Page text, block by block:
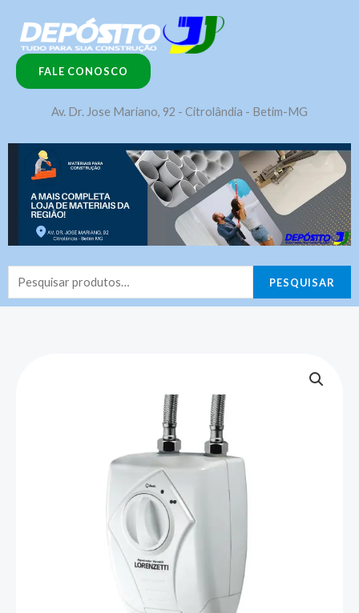
para
conteúdoFALE CONOSCO
Av. Dr. Jose Mariano, 92 - Citrolândia - Betim-MG
Pesquisar
por:
PESQUISAR